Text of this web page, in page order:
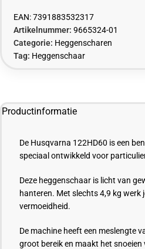
EAN:7391883532317
Artikelnummer: 9665324-01
Categorie: Heggenscharen
Tag: Heggenschaar
Productinformatie
De Husqvarna 122HD60 is een
speciaal ontwikkeld voor
Deze heggenschaar is licht van
hanteren. Met slechts 4,9 kg werk
vermoeidheid.
De machine heeft een meslengte
groot bereik en maakt het snoeien